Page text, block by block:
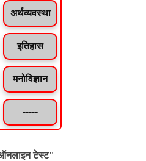
अर्थव्यवस्था
इतिहास
मनोविज्ञान
-----
टेस्ट"